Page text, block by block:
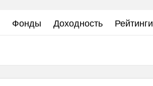
Фонды Доходность Рейтинги